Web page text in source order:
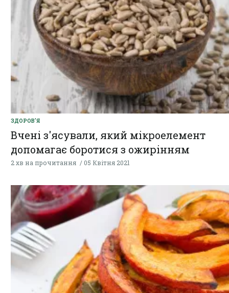
ЗДОРОВ'Я
Вчені з'ясували, який мікроелемент
допомагає боротися з ожирінням
2 хв на прочитання 05 Квітня 2021